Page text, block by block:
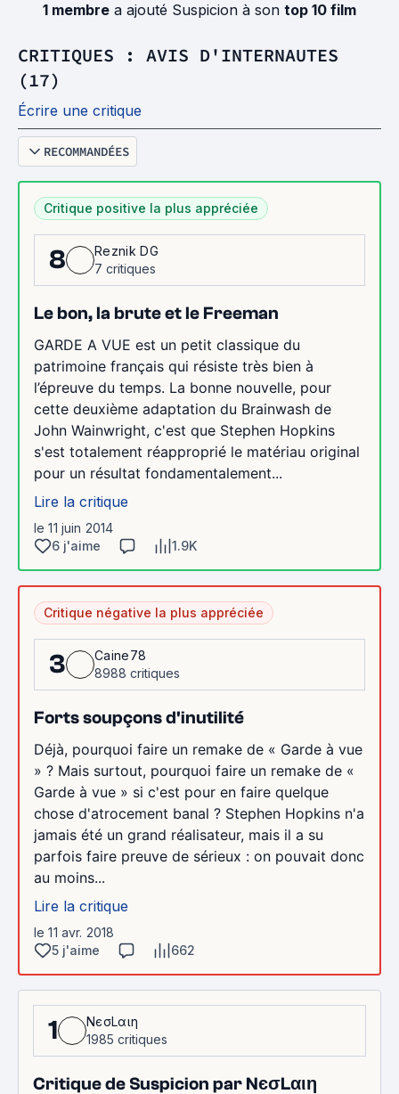
1 membre a ajouté Suspicion à son top 10 film
CRITIQUES : AVIS D'INTERNAUTES
(17)
Écrire une critique
RECOMMANDÉES
Critique positive la plus appréciée
8
Reznik DG
7 critiques
Le bon, la brute et le Freeman
GARDE A VUE est un petit classique du
patrimoine français qui résiste très bien à
l’épreuve du temps. La bonne nouvelle, pour
cette deuxième adaptation du Brainwash de
John Wainwright, c'est que Stephen Hopkins
s'est totalement réapproprié le matériau original
pour un résultat fondamentalement...
Lire la critique
le 11 juin 2014
6 j'aime
1.9K
Critique négative la plus appréciée
3
Caine78
8988 critiques
Forts soupçons d'inutilité
Déjà, pourquoi faire un remake de « Garde à vue
» ? Mais surtout, pourquoi faire un remake de «
Garde à vue » si c'est pour en faire quelque
chose d'atrocement banal ? Stephen Hopkins n'a
jamais été un grand réalisateur, mais il a su
parfois faire preuve de sérieux : on pouvait donc
au moins...
Lire la critique
le 11 avr. 2018
5 j'aime
662
1
NєσLαιη
1985 critiques
Critique de Suspicion par NєσLαιη